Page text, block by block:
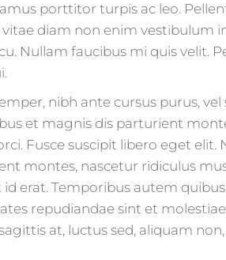
porttitor turpis ac leo.
diam non enim vestibulum
Nullam faucibus mi quis velit.
nibh ante cursus purus,
et magnis dis parturient
Fusce suscipit libero eget elit.
montes, nascetur ridiculus
erat. Temporibus autem
repudiandae sint et
at, luctus sed, aliquam